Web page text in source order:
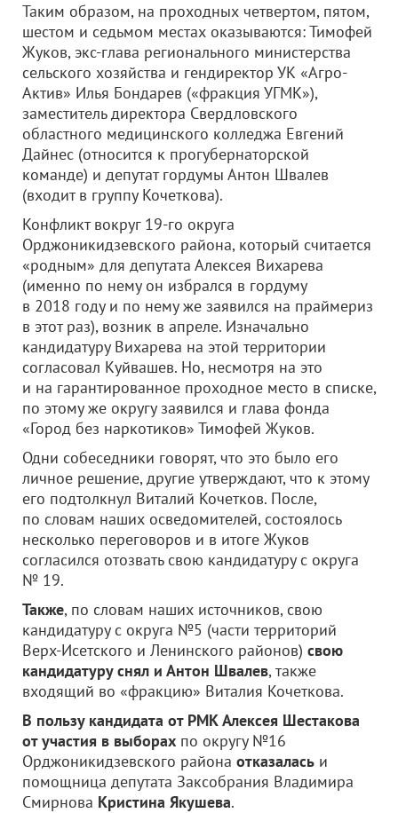
Таким образом, на проходных четвертом, пятом,
шестом и седьмом местах оказываются: Тимофей
Жуков, экс-глава регионального министерства
сельского хозяйства и гендиректор УК «Агро-
Актив» Илья Бондарев («фракция УГМК»),
заместитель директора Свердловского
областного медицинского колледжа Евгений
Дайнес (относится к прогубернаторской
команде) и депутат гордумы Антон Швалев
(входит в группу Кочеткова).
Конфликт вокруг 19-го округа
Орджоникидзевского района, который считается
«родным» для депутата Алексея Вихарева
(именно по нему он избрался в гордуму
в 2018 году и по нему же заявился на праймериз
в этот раз), возник в апреле. Изначально
кандидатуру Вихарева на этой территории
согласовал Куйвашев. Но, несмотря на это
и на гарантированное проходное место в списке,
по этому же округу заявился и глава фонда
«Город без наркотиков» Тимофей Жуков.
Одни собеседники говорят, что это было его
личное решение, другие утверждают, что к этому
его подтолкнул Виталий Кочетков. После,
по словам наших осведомителей, состоялось
несколько переговоров и в итоге Жуков
согласился отозвать свою кандидатуру с округа
№ 19.
Также, по словам наших источников, свою
кандидатуру с округа №5 (части территорий
Верх-Исетского и Ленинского районов) свою
кандидатуру снял и Антон Швалев, также
входящий во «фракцию» Виталия Кочеткова.
В пользу кандидата от РМК Алексея Шестакова
от участия в выборах по округу №16
Орджоникидзевского района отказалась и
помощница депутата Заксобрания Владимира
Смирнова Кристина Якушева.